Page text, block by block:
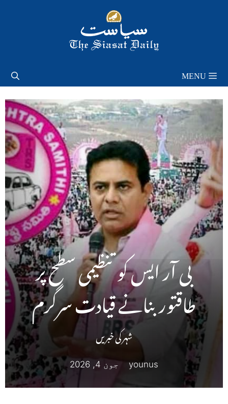
MENU
بی آر ایس کو تنظیمی سطح پر
طاقتور بنانے قیادت سرگرم
شہر کی خبریں
younus جون 4, 2026